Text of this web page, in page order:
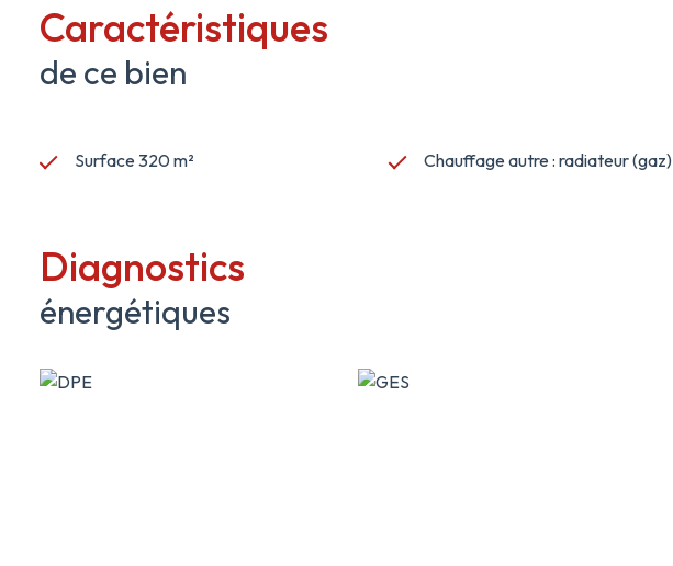
Caractéristiques
de ce bien
Surface 320 m² Chauffage autre : radiateur (gaz)
Diagnostics
énergétiques